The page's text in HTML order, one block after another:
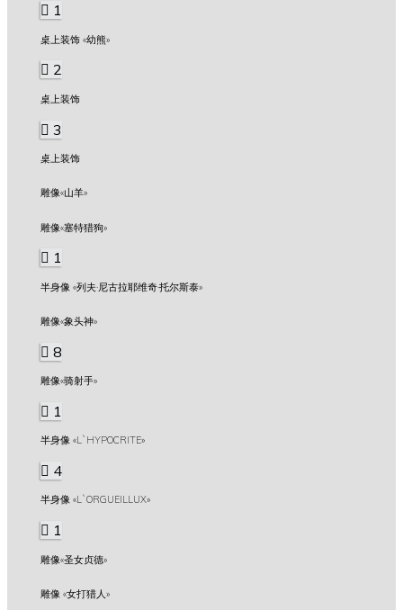
1
桌上装饰 «幼熊»
2
桌上装饰
3
桌上装饰
雕像«山羊»
雕像«塞特猎狗»
1
半身像 «列夫·尼古拉耶维奇·托尔斯泰»
雕像«象头神»
8
雕像«骑射手»
1
半身像 «L`HYPOCRITE»
4
半身像 «L`ORGUEILLUX»
1
雕像«圣女贞德»
雕像 «女打猎人»